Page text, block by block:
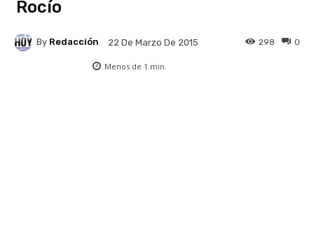
Rocío
By Redacción 22 De Marzo De 2015 0
298
Menos de 1 min.